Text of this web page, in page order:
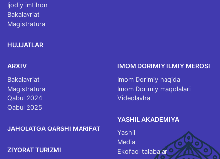
Ijodiy imtihon
Bakalavriat
Magistratura
HUJJATLAR
ARXIV
Bakalavriat
Magistratura
Qabul 2024
Qabul 2025
JAHOLATGA QARSHI MARIFAT
ZIYORAT TURIZMI
IMOM DORIMIY ILMIY MEROSI
Imom Dorimiy haqida
Imom Dorimiy maqolalari
Videolavha
YASHIL AKADEMIYA
Yashil
Media
Ekofaol talabalar